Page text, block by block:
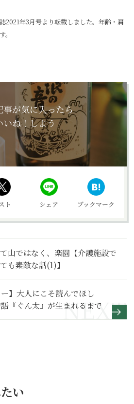
2021年3月号より転載しました。年齢・肩
事が気に入ったら
いね！しよう
ト シェア ブックマーク
山ではなく、楽園【介護施設で
も素敵な話(1)】
ー】大人にこそ読んでほし
『ぐん太』が生まれるまで
い